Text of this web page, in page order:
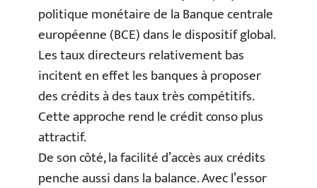
politique monétaire de la Banque centrale
européenne (BCE) dans le dispositif global.
Les taux directeurs relativement bas
incitent en effet les banques à proposer
des crédits à des taux très compétitifs.
Cette approche rend le crédit conso plus
attractif.
De son côté, la facilité d’accès aux crédits
penche aussi dans la balance. Avec l’essor